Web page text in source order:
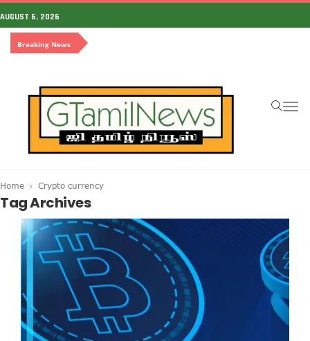
AUGUST 6, 2026
Breaking News
Home Crypto currency
Tag Archives